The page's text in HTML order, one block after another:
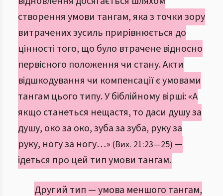
створення умови тангам, яка з точки зору
витрачених зусиль прирівнюється до
цінності того, що було втрачене відносно
первісного положення чи стану. Акти
відшкодування чи компенсації є умовами
тангам цього типу. У біблійному вірші: «А
якщо станеться нещастя, то даси душу за
душу, око за око, зуба за зуба, руку за
руку, ногу за ногу…» (Вих. 21:23—25) —
ідеться про цей тип умови тангам.
Другий тип — умова меншого тангам,